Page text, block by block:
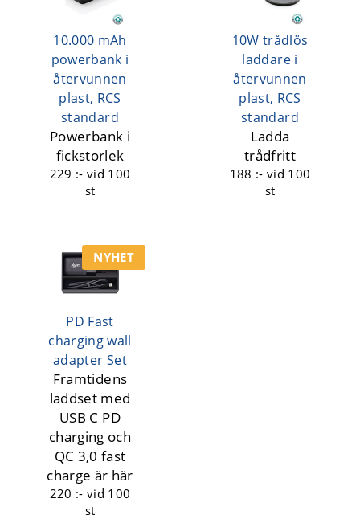
10.000 mAh
powerbank i
återvunnen
plast, RCS
standard
Powerbank i
fickstorlek
229 :- vid 100
st
10W trådlös
laddare i
återvunnen
plast, RCS
standard
Ladda
trådfritt
188 :- vid 100
st
NYHET
PD Fast
charging wall
adapter Set
Framtidens
laddset med
USB C PD
charging och
QC 3,0 fast
charge är här
220 :- vid 100
st